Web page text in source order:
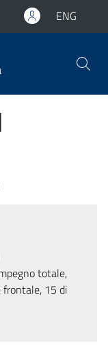
ENG
totale,
frontale, 15 di